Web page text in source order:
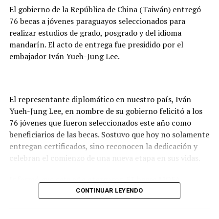
Emergencia Nacional, los predios de las Fuerzas
Armadas que estén en condiciones de albergar a la
gente.
Municipios en riesgo de inundaciones
podemos señalar que uno este más en riesgo que otro,
todos son importantes y a todos vamos a apoyar”,
exteriorizó.
De la reunión participaron los intendentes municipales
de Asunción, Luís Bello; de Limpio, Optaciano Gómez;
Mariano Roque Alonso, Carolina Aranda y de Luque,
El gobierno de la República de China (Taiwán) entregó
76 becas a jóvenes paraguayos seleccionados para
realizar estudios de grado, posgrado y del idioma
mandarín. El acto de entrega fue presidido por el
embajador Iván Yueh-Jung Lee.
El representante diplomático en nuestro país, Iván
Yueh-Jung Lee, en nombre de su gobierno felicitó a los
76 jóvenes que fueron seleccionados este año como
beneficiarios de las becas. Sostuvo que hoy no solamente
entregan certificados, sino reconocen la dedicación y
celebran el comienzo de una nueva etapa en sus vidas.
Taiwán; 13 del Fondo de Cooperación y Desarrollo
Internacional (International Cooperation and
CONTINUAR LEYENDO